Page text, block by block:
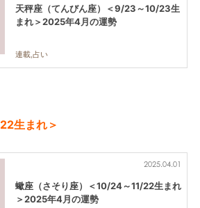
天秤座（てんびん座）＜9/23～10/23生
まれ＞2025年4月の運勢
連載,占い
生まれ＞
2025.04.01
蠍座（さそり座）＜10/24～11/22生まれ
＞2025年4月の運勢